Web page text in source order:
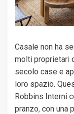
Casale non ha
molti proprietari
secolo case e
loro spazio.
Robbins Interni
pranzo, con una